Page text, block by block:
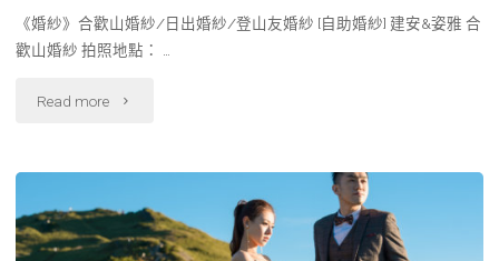
《婚紗》合歡山婚紗/日出婚紗/登山友婚紗 [自助婚紗] 建安&姿雅 合
歡山婚紗 拍照地點： …
Read more